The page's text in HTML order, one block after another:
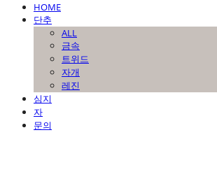
HOME
단추
ALL
금속
트위드
자개
레진
심지
자
문의